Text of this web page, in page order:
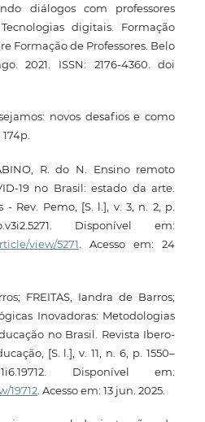
diálogos com professores
digitais. Formação
Formação de Professores. Belo
2021. ISSN: 2176-4360. doi
novos desafios e como
R. do N. Ensino remoto
19 no Brasil: estado da arte.
Rev. Pemo, [S. l.], v. 3, n. 2, p.
Disponível em:
view/5271 . Acesso em: 24
FREITAS, Iandra de Barros;
Inovadoras: Metodologias
no Brasil. Revista Ibero-
[S. l.], v. 11, n. 6, p. 1550–
Disponível em:
19712. Acesso em: 13 jun. 2025.